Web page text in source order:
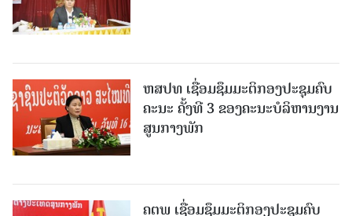
ຫສປທ ເຊື່ອມຊຶມມະຕິກອງປະຊຸມຄົບ
ຄະນະ ຄັ້ງທີ 3 ຂອງຄະນະບໍລິຫານງານ
ສູນກາງພັກ
ຄຕພ ເຊື່ອມຊຶມມະຕິກອງປະຊຸມຄົບ